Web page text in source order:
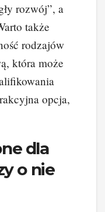
rozwój”, a
także
rodzajów
która może
opcja,
dla
o nie